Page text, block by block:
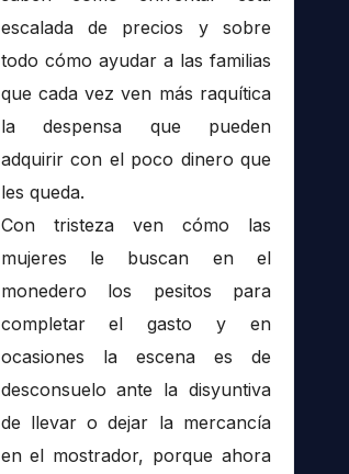
escalada de precios y sobre
todo cómo ayudar a las familias
que cada vez ven más raquítica
la despensa que pueden
adquirir con el poco dinero que
les queda.
Con tristeza ven cómo las
mujeres le buscan en el
monedero los pesitos para
completar el gasto y en
ocasiones la escena es de
desconsuelo ante la disyuntiva
de llevar o dejar la mercancía
en el mostrador, porque ahora